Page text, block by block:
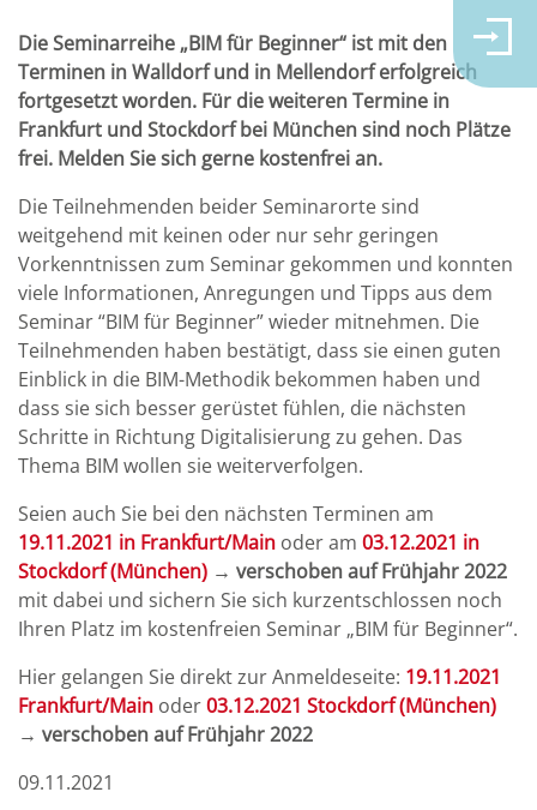
Die Seminarreihe „BIM für Beginner“ ist mit den
Terminen in Walldorf und in Mellendorf erfolgreich
fortgesetzt worden. Für die weiteren Termine in
Frankfurt und Stockdorf bei München sind noch Plätze
frei. Melden Sie sich gerne kostenfrei an.
Die Teilnehmenden beider Seminarorte sind
weitgehend mit keinen oder nur sehr geringen
Vorkenntnissen zum Seminar gekommen und konnten
viele Informationen, Anregungen und Tipps aus dem
Seminar “BIM für Beginner” wieder mitnehmen. Die
Teilnehmenden haben bestätigt, dass sie einen guten
Einblick in die BIM-Methodik bekommen haben und
dass sie sich besser gerüstet fühlen, die nächsten
Schritte in Richtung Digitalisierung zu gehen. Das
Thema BIM wollen sie weiterverfolgen.
Seien auch Sie bei den nächsten Terminen am
19.11.2021 in Frankfurt/Main oder am 03.12.2021 in
Stockdorf (München) → verschoben auf Frühjahr 2022
mit dabei und sichern Sie sich kurzentschlossen noch
Ihren Platz im kostenfreien Seminar „BIM für Beginner“.
Hier gelangen Sie direkt zur Anmeldeseite: 19.11.2021
Frankfurt/Main oder03.12.2021 Stockdorf (München)
→ verschoben auf Frühjahr 2022
09.11.2021